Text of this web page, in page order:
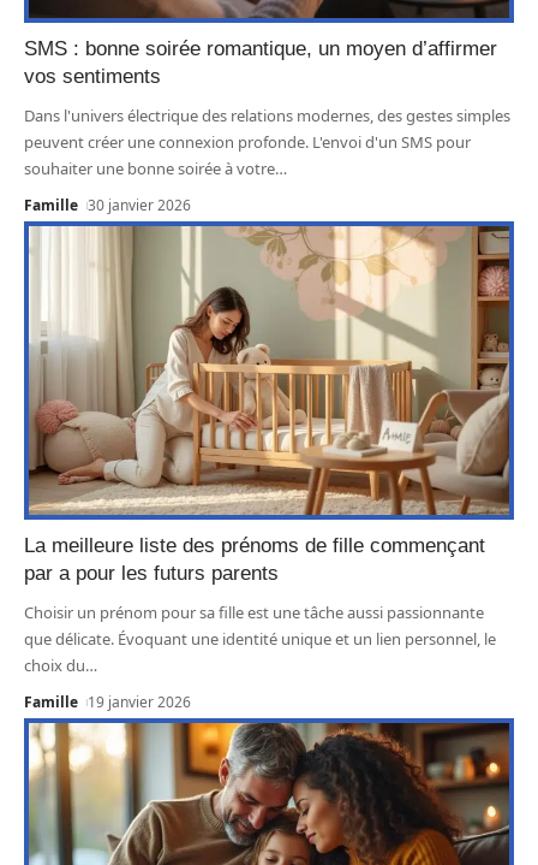
SMS : bonne soirée romantique, un moyen d’affirmer
vos sentiments
Dans l'univers électrique des relations modernes, des gestes simples
peuvent créer une connexion profonde. L'envoi d'un SMS pour
souhaiter une bonne soirée à votre…
Famille 30 janvier 2026
La meilleure liste des prénoms de fille commençant
par a pour les futurs parents
Choisir un prénom pour sa fille est une tâche aussi passionnante
que délicate. Évoquant une identité unique et un lien personnel, le
choix du…
Famille 19 janvier 2026